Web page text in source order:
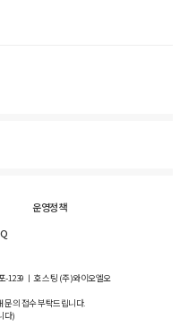
운영정책
-1239 ㅣ 호스팅 (주)와이오엘오
문의 접수 부탁드립니다.
다)